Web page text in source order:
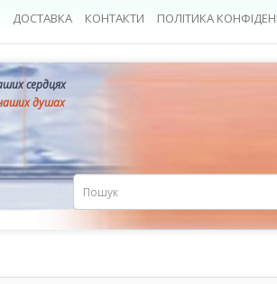
ДОСТАВКА КОНТАКТИ ПОЛІТИКА
сердцях
душах